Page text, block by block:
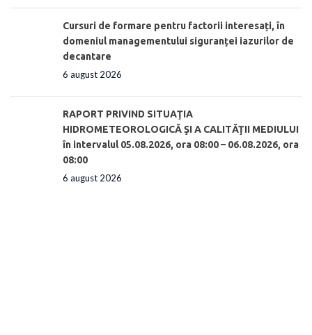
Cursuri de formare pentru factorii interesați, în
domeniul managementului siguranței iazurilor de
decantare
6 august 2026
RAPORT PRIVIND SITUAŢIA
HIDROMETEOROLOGICĂ ŞI A CALITĂŢII MEDIULUI
în intervalul 05.08.2026, ora 08:00 – 06.08.2026, ora
08:00
6 august 2026